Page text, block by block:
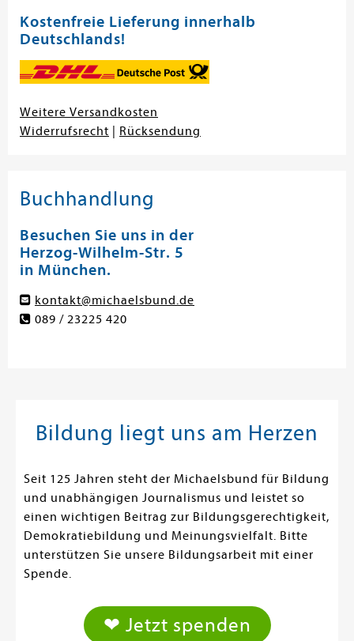
Kostenfreie Lieferung innerhalb
Deutschlands!
Weitere Versandkosten
Widerrufsrecht
Rücksendung
Buchhandlung
Besuchen Sie uns in der
Herzog-Wilhelm-Str. 5
in München.
kontakt@michaelsbund.de
089 / 23225 420
Bildung liegt uns am Herzen
Seit 125 Jahren steht der Michaelsbund für Bildung
und unabhängigen Journalismus und leistet so
einen wichtigen Beitrag zur Bildungsgerechtigkeit,
Demokratiebildung und Meinungsvielfalt. Bitte
unterstützen Sie unsere Bildungsarbeit mit einer
Spende.
❤ Jetzt spenden